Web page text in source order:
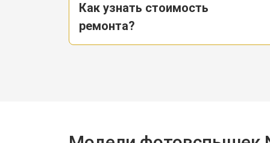
Как узнать стоимость
ремонта?